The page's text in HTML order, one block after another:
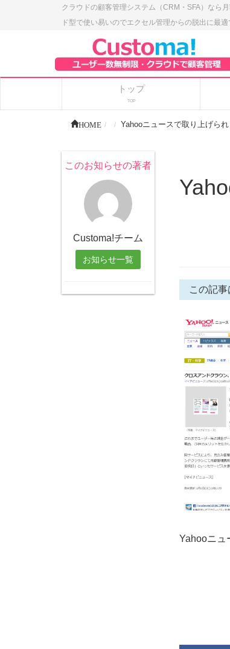
クラウドの顧客管理システム（CRM・SFA）なら
ド型で使い易いのでエクセル管理からの脱出に最
トップ
TOP
HOME Yahooニュースで取り上げら
この記事
Yahooニュ
このお知らせの著者
Customa!チーム
お知らせ一覧